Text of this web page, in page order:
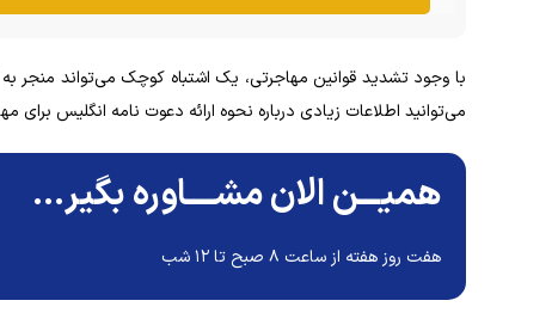
با وجود تشدید قوانین مهاجرتی، یک اشتباه کوچک می‌تواند منجر
می‌توانید اطلاعات زیادی درباره نحوه ارائه دعوت‌ نامه انگلیس برای
همیـــن الان مشــــاوره بگیر...
هفت روز هفته از ساعت ۸ صبح تا ۱۲ شب